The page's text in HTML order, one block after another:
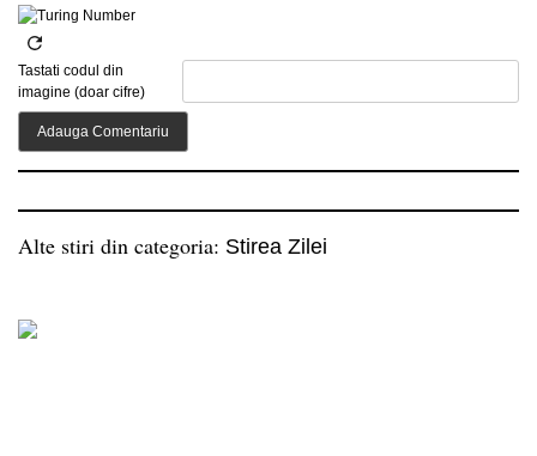
Tastati codul din
imagine (doar cifre)
Alte stiri din categoria: Stirea Zilei